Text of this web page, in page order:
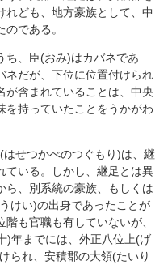
れども、地方豪族として、中
である。
ち、臣(おみ)はカバネであ
ネだが、下位に位置付けられ
が含まれていることは、中央
を持っていたことをうかがわ
せつかべのつぐもり)は、継
ている。しかし、継足とは異
ら、別系統の豪族、もしくは
けい)の出身であったことが
も官職も有していないが、
)年までには、外正八位上(げ
られ、安積郡の大領(たいり